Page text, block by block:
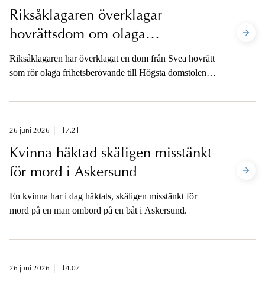
Riksåklagaren överklagar
hovrättsdom om olaga
frihetsberövande
Riksåklagaren har överklagat en dom från Svea hovrätt
som rör olaga frihetsberövande till Högsta domstolen.
och vilken påföljd som ska dömas ut.
26 juni 2026 17.21
Kvinna häktad skäligen misstänkt
för mord i Askersund
En kvinna har i dag häktats, skäligen misstänkt för
mord på en man ombord på en båt i Askersund.
26 juni 2026 14.07